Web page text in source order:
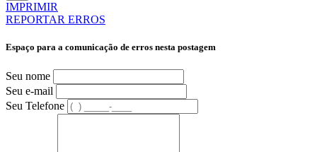
IMPRIMIR
REPORTAR ERROS
Espaço para a comunicação de erros nesta postagem
Seu nome
Seu e-mail
Seu Telefone